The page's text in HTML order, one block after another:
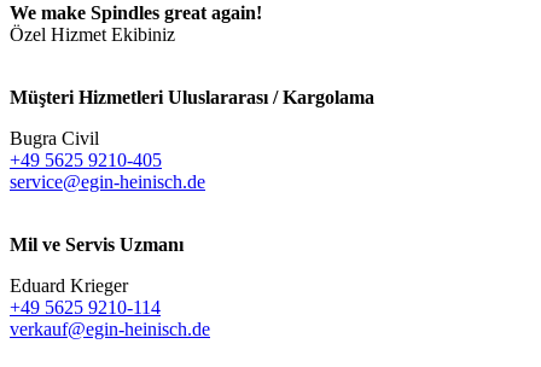
We make Spindles great again!
Özel Hizmet Ekibiniz
Müşteri Hizmetleri Uluslararası / Kargolama
Bugra Civil
+49 5625 9210-405
service@egin-heinisch.de
Mil ve Servis Uzmanı
Eduard Krieger
+49 5625 9210-114
verkauf@egin-heinisch.de